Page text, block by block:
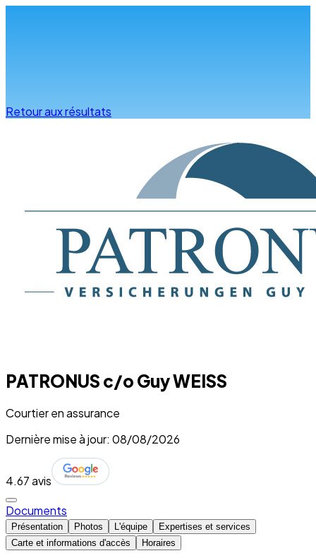
Retour aux résultats
PATRONUS c/o Guy WEISS
Courtier en assurance
Dernière mise à jour: 08/08/2026
4.67 avis
Documents
Présentation Photos L'équipe
Expertises et services
Carte et informations d'accès
Horaires